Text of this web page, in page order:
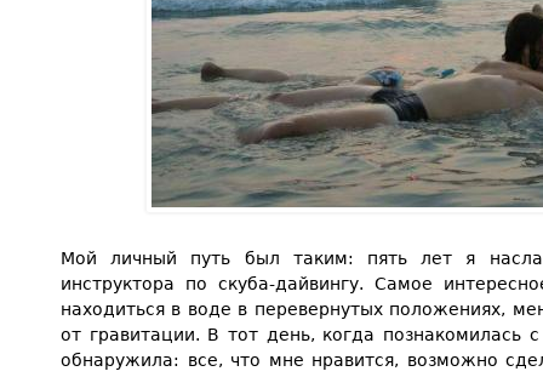
Мой личный путь был таким: пять лет я
инструктора по скуба-дайвингу. Самое
находиться в воде в перевернутых положениях,
от гравитации. В тот день, когда познакомилась
обнаружила: все, что мне нравится, возможно